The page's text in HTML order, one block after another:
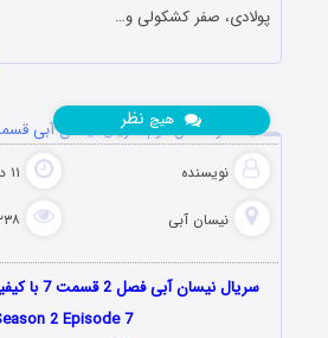
پولادی، صفر کشکولی و…
دانلود فصل دوم سریال نیسان آبی قسمت 7
نویسنده ۱۱ دی ۱۴۰۲
نیسان آبی
هیچ نظر
2 Episode 7